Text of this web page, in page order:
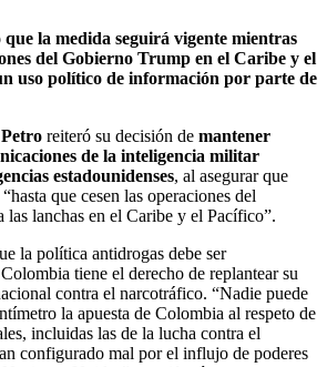
la medida seguirá vigente mientras
del Gobierno Trump en el Caribe y el
uso político de información por parte de
reiteró su decisión de mantener
de la inteligencia militar
estadounidenses, al asegurar que
que cesen las operaciones del
lanchas en el Caribe y el Pacífico”.
la política antidrogas debe ser
tiene el derecho de replantear su
contra el narcotráfico. “Nadie puede
la apuesta de Colombia al respeto de
incluidas las de la lucha contra el
configurado mal por el influjo de poderes